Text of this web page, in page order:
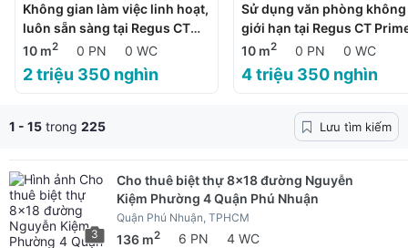
Không gian làm việc linh hoạt,
luôn sẵn sàng tại Regus CT
Prime
10 m2 0 PN 0 WC
2 triệu 350 nghìn
Sử dụng văn phòng không
giới hạn tại Regus CT
10 m2 0 PN 0 WC
4 triệu 350 nghìn
1 - 15 trong 225 Lưu tìm kiếm
3
Cho thuê biệt thự 8x18 đường Nguyễn
Kiệm Phường 4 Quận Phú Nhuận
Quận Phú Nhuận, TPHCM
136 m2 6 PN 4 WC